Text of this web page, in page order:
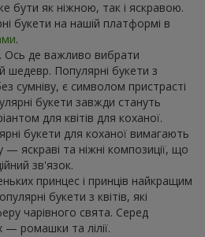
бути як ніжною, так і яскравою.
букети на нашій платформі в
.
. Ось де важливо вибрати
шедевр. Популярні букети з
сумніву, є символом пристрасті
букети завжди стануть
для квітів для коханої.
букети для коханої вимагають
— яскраві та ніжні композиції, що
зв'язок.
принцес і принців найкращим
букети з квітів, які
чарівного свята. Серед
— ромашки та лілії.